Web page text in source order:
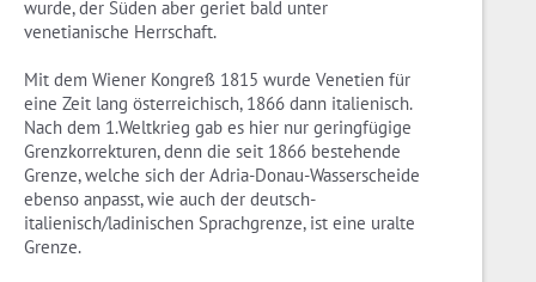
wurde, der Süden aber geriet bald unter
venetianische Herrschaft.
Mit dem Wiener Kongreß 1815 wurde Venetien für
eine Zeit lang österreichisch, 1866 dann italienisch.
Nach dem 1.Weltkrieg gab es hier nur geringfügige
Grenzkorrekturen, denn die seit 1866 bestehende
Grenze, welche sich der Adria-Donau-Wasserscheide
ebenso anpasst, wie auch der deutsch-
italienisch/ladinischen Sprachgrenze, ist eine uralte
Grenze.